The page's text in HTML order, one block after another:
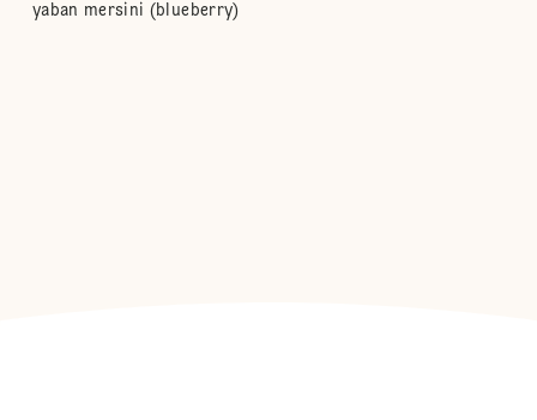
yaban mersini (blueberry)